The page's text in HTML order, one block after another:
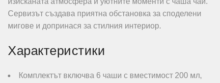
Сервизът създава приятна обстановка за споделени
мигове и допринася за стилния интериор.
Характеристики
Комплектът включва 6 чаши с вместимост 200 мл,